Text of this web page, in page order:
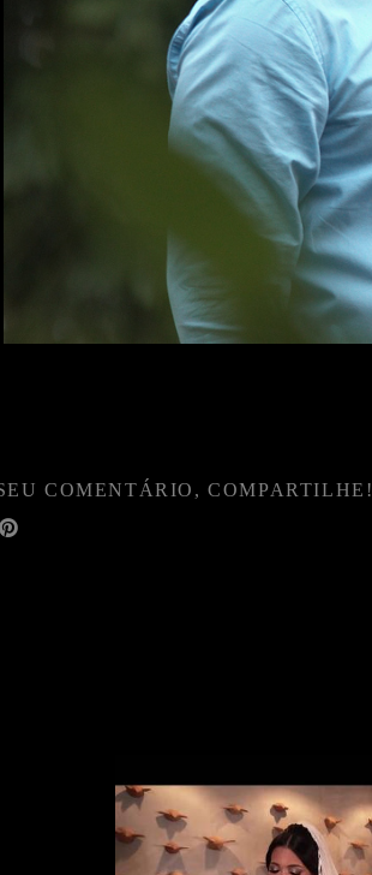
COMENTÁRIO, COMPARTILHE!